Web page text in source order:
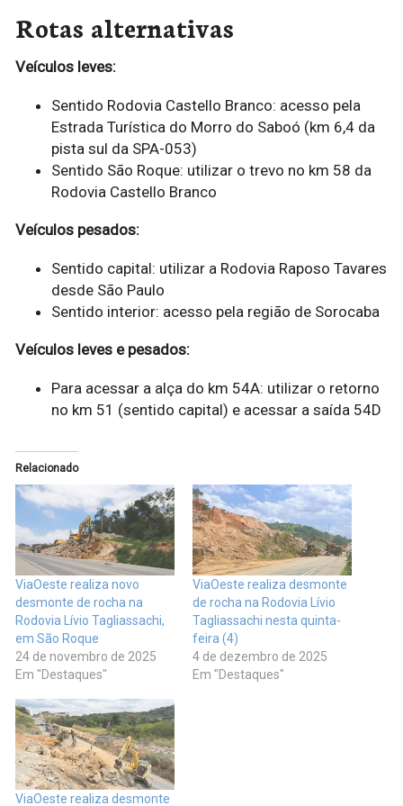
Rotas alternativas
Veículos leves:
Sentido Rodovia Castello Branco: acesso pela
Estrada Turística do Morro do Saboó (km 6,4 da
pista sul da SPA-053)
Sentido São Roque: utilizar o trevo no km 58 da
Rodovia Castello Branco
Veículos pesados:
Sentido capital: utilizar a Rodovia Raposo Tavares
desde São Paulo
Sentido interior: acesso pela região de Sorocaba
Veículos leves e pesados:
Para acessar a alça do km 54A: utilizar o retorno
no km 51 (sentido capital) e acessar a saída 54D
Relacionado
ViaOeste realiza novo
desmonte de rocha na
Rodovia Lívio Tagliassachi,
em São Roque
24 de novembro de 2025
Em "Destaques"
ViaOeste realiza desmonte
de rocha na Rodovia Lívio
Tagliassachi nesta quinta-
feira (4)
4 de dezembro de 2025
Em "Destaques"
ViaOeste realiza desmonte